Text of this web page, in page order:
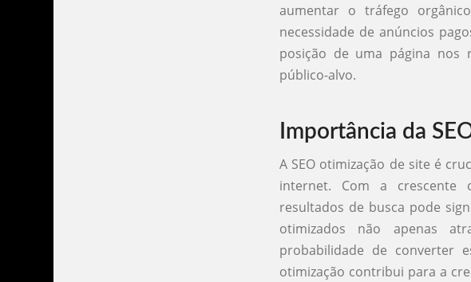
aumentar o tráfego
necessidade de anúncios
posição de uma página nos
público-alvo.
Importância da
A SEO otimização de site é
internet. Com a crescente
resultados de busca pode
otimizados não apenas
probabilidade de converter
otimização contribui para a